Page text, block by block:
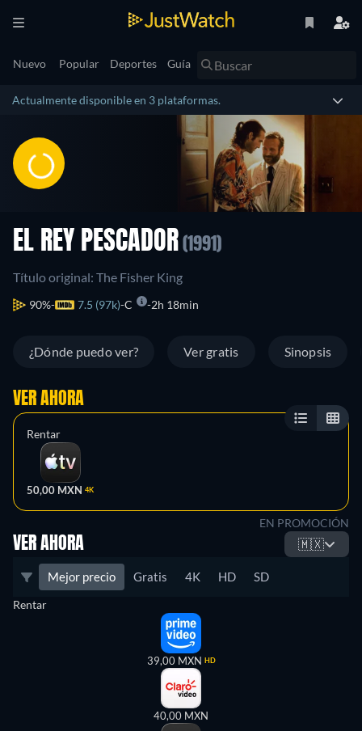
Nuevo Popular Deportes Guía
Actualmente disponible en 3 plataformas.
EL REY PESCADOR (1991)
Título original: The Fisher King
90% 7.5 (97k) C 2h 18min
¿Dónde puedo ver? Ver gratis Sinopsis
VER AHORA
Rentar
50,00 MXN 4K
EN PROMOCIÓN
VER AHORA 🇲🇽
Mejor precio Gratis 4K HD SD
Rentar
39,00 MXN HD
40,00 MXN